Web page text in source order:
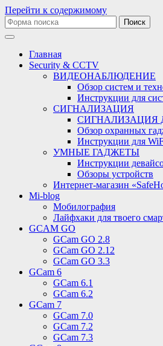
Перейти к содержимому
Поиск:
Главная
Security & CCTV
ВИДЕОНАБЛЮДЕНИЕ
Обзор систем и
Инструкции для
СИГНАЛИЗАЦИЯ
СИГНАЛИЗАЦИЯ
Обзор охранных
Инструкции для
УМНЫЕ ГАДЖЕТЫ
Инструкции
Обзоры устройств
Интернет-магазин
Mi-blog
Мобилография
Лайфхаки для твоего
GCAM GO
GCam GO 2.8
GCam GO 2.12
GCam GO 3.3
GCam 6
GCam 6.1
GCam 6.2
GCam 7
GCam 7.0
GCam 7.2
GCam 7.3